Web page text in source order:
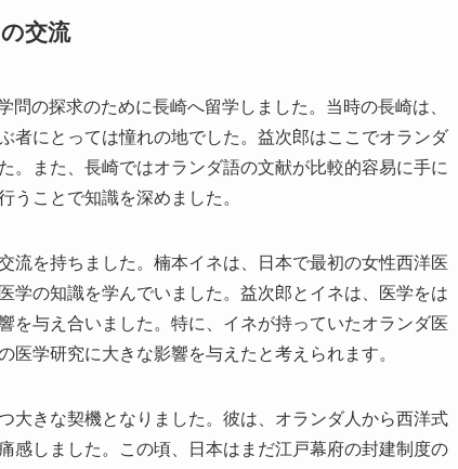
交流
の探求のために長崎へ留学しました。当時の長崎は、
者にとっては憧れの地でした。益次郎はここでオランダ
。また、長崎ではオランダ語の文献が比較的容易に手に
うことで知識を深めました。
流を持ちました。楠本イネは、日本で最初の女性西洋医
学の知識を学んでいました。益次郎とイネは、医学をは
を与え合いました。特に、イネが持っていたオランダ医
学研究に大きな影響を与えたと考えられます。
大きな契機となりました。彼は、オランダ人から西洋式
感しました。この頃、日本はまだ江戸幕府の封建制度の